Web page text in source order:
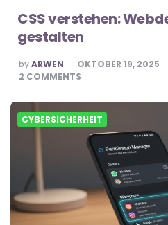
CSS verstehen:
gestalten
POSTED
BY
byARWEN OKTOBER 19, 2025
2 COMMENTS
CYBERSICHERHEIT